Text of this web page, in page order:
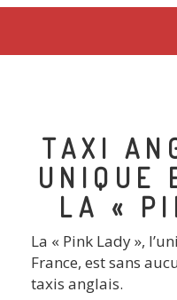
TAXI
UNIQUE
LA «
La « Pink Lady »,
France, est sans
taxis anglais.